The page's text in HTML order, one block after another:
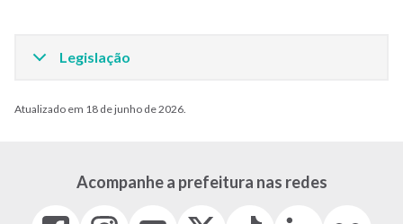
Legislação
Atualizado em 18 de junho de 2026.
Acompanhe a prefeitura nas redes
FacebookInstagram
Tiktok
LinkedIn